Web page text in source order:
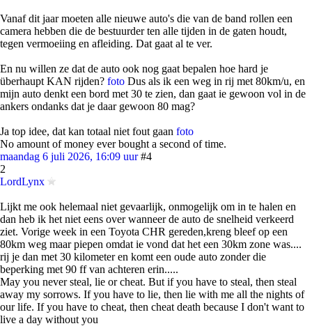
Vanaf dit jaar moeten alle nieuwe auto's die van de band rollen een
camera hebben die de bestuurder ten alle tijden in de gaten houdt,
tegen vermoeiing en afleiding. Dat gaat al te ver.
En nu willen ze dat de auto ook nog gaat bepalen hoe hard je
überhaupt KAN rijden? foto Dus als ik een weg in rij met 80km/u, en
mijn auto denkt een bord met 30 te zien, dan gaat ie gewoon vol in de
ankers ondanks dat je daar gewoon 80 mag?
Ja top idee, dat kan totaal niet fout gaan foto
No amount of money ever bought a second of time.
maandag 6 juli 2026, 16:09 uur #4
2
LordLynx
Lijkt me ook helemaal niet gevaarlijk, onmogelijk om in te halen en
dan heb ik het niet eens over wanneer de auto de snelheid verkeerd
ziet. Vorige week in een Toyota CHR gereden,kreng bleef op een
80km weg maar piepen omdat ie vond dat het een 30km zone was....
rij je dan met 30 kilometer en komt een oude auto zonder die
beperking met 90 ff van achteren erin.....
May you never steal, lie or cheat. But if you have to steal, then steal
away my sorrows. If you have to lie, then lie with me all the nights of
our life. If you have to cheat, then cheat death because I don't want to
live a day without you